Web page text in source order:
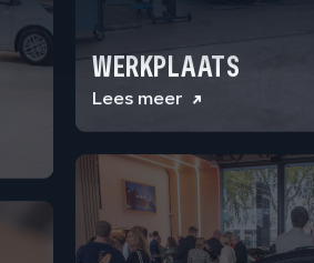
WERKPLAATS
Lees meer